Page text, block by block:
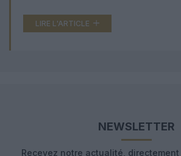
LIRE L'ARTICLE
NEWSLETTER
Recevez notre actualité,